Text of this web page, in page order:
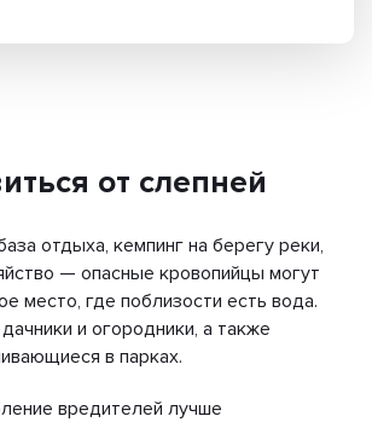
от слепней
отдыха, кемпинг на берегу реки,
— опасные кровопийцы могут
место, где поблизости есть вода.
и огородники, а также
в парках.
вредителей лучше